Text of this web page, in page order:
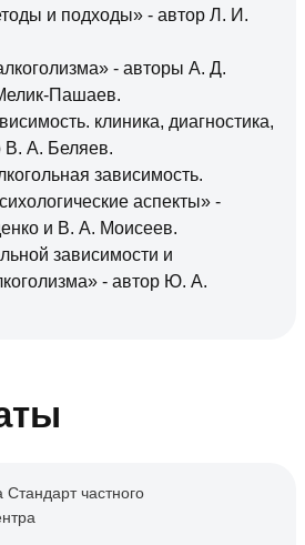
и подходы» - автор Л. И.
- авторы А. Д.
Пашаев.
клиника, диагностика,
В. А. Беляев.
зависимость.
аспекты» -
и В. А. Моисеев.
зависимости и
- автор Ю. А.